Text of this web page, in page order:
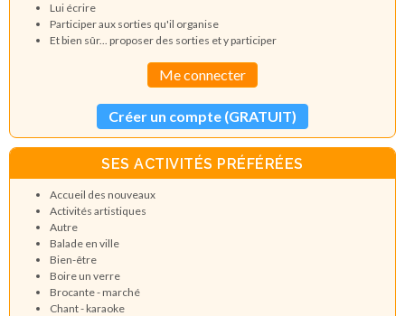
Lui écrire
Participer aux sorties qu'il organise
Et bien sûr... proposer des sorties et y participer
Me connecter
Créer un compte (GRATUIT)
SES ACTIVITÉS PRÉFÉRÉES
Accueil des nouveaux
Activités artistiques
Autre
Balade en ville
Bien-être
Boire un verre
Brocante - marché
Chant - karaoke